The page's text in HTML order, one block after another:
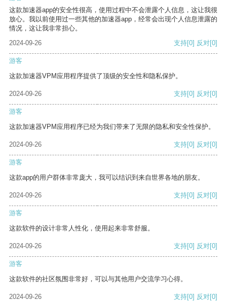
这款加速器app的安全性很高，使用过程中不会泄露个人信息，这让我很
放心。我以前使用过一些其他的加速器app，经常会出现个人信息泄露的
情况，这让我非常担心。
2024-09-26
支持[0] 反对[0]
游客
这款加速器VPM应用程序提供了顶级的安全性和隐私保护。
2024-09-26 支持[0] 反对[0]
游客
这款加速器VPM应用程序已经为我们带来了无限的隐私和安全性保护。
2024-09-26 支持[0] 反对[0]
游客
这款app的用户群体非常庞大，我可以结识到来自世界各地的朋友。
2024-09-26 支持[0] 反对[0]
游客
这款软件的设计非常人性化，使用起来非常舒服。
2024-09-26 支持[0] 反对[0]
游客
这款软件的社区氛围非常好，可以与其他用户交流学习心得。
2024-09-26 支持[0] 反对[0]